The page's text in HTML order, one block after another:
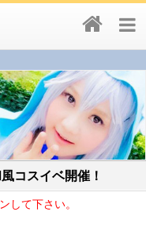
コスイベ開催！
して下さい。